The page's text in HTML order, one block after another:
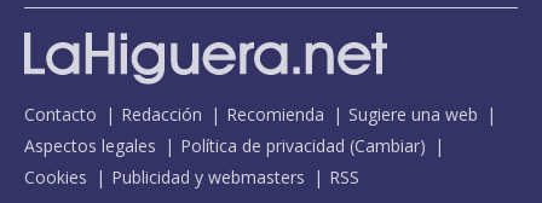
Contacto Redacción Recomienda
Sugiere una web
Aspectos legales
Política de privacidad (Cambiar)
Cookies
Publicidad y webmasters RSS